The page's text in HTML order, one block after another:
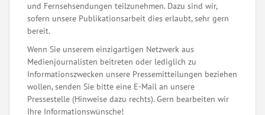
und Fernsehsendungen teilzunehmen. Dazu sind wir,
sofern unsere Publikationsarbeit dies erlaubt, sehr gern
bereit.
Wenn Sie unserem einzigartigen Netzwerk aus
Medienjournalisten beitreten oder lediglich zu
Informationszwecken unsere Pressemitteilungen beziehen
wollen, senden Sie bitte eine E-Mail an unsere
Pressestelle (Hinweise dazu rechts). Gern bearbeiten wir
Ihre Informationswünsche!